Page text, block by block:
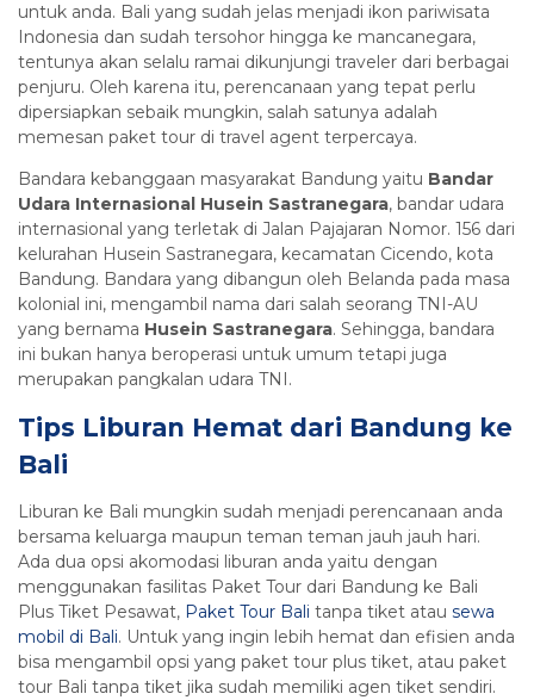
untuk anda. Bali yang sudah jelas menjadi ikon pariwisata
Indonesia dan sudah tersohor hingga ke mancanegara,
tentunya akan selalu ramai dikunjungi traveler dari berbagai
penjuru. Oleh karena itu, perencanaan yang tepat perlu
dipersiapkan sebaik mungkin, salah satunya adalah
memesan paket tour di travel agent terpercaya.
Bandara kebanggaan masyarakat Bandung yaitu Bandar
Udara Internasional Husein Sastranegara, bandar udara
internasional yang terletak di Jalan Pajajaran Nomor. 156 dari
kelurahan Husein Sastranegara, kecamatan Cicendo, kota
Bandung. Bandara yang dibangun oleh Belanda pada masa
kolonial ini, mengambil nama dari salah seorang TNI-AU
yang bernama Husein Sastranegara. Sehingga, bandara
ini bukan hanya beroperasi untuk umum tetapi juga
merupakan pangkalan udara TNI.
Tips Liburan Hemat dari Bandung ke
Bali
Liburan ke Bali mungkin sudah menjadi perencanaan anda
bersama keluarga maupun teman teman jauh jauh hari.
Ada dua opsi akomodasi liburan anda yaitu dengan
menggunakan fasilitas Paket Tour dari Bandung ke Bali
Plus Tiket Pesawat, Paket Tour Bali tanpa tiket atau sewa
mobil di Bali. Untuk yang ingin lebih hemat dan efisien anda
bisa mengambil opsi yang paket tour plus tiket, atau paket
tour Bali tanpa tiket jika sudah memiliki agen tiket sendiri.